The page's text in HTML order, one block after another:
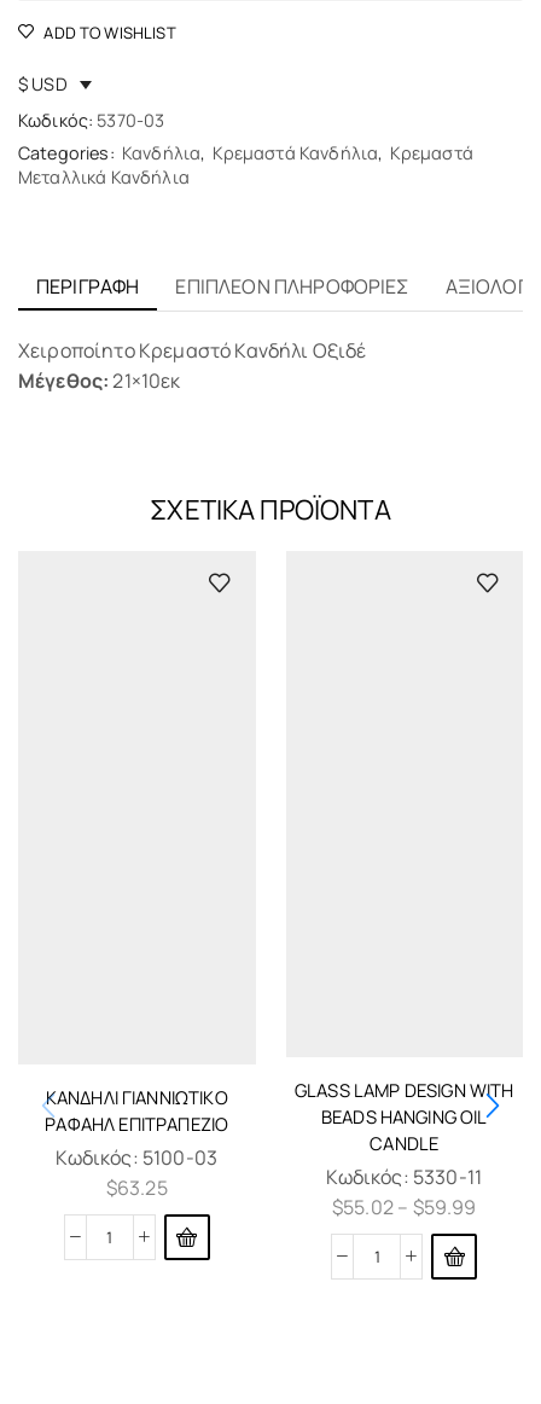
ADD TO WISHLIST
$ USD
Κωδικός: 5370-03
Categories: Κανδήλια, Κρεμαστά Κανδήλια, Κρεμαστά
Μεταλλικά Κανδήλια
ΠΕΡΙΓΡΑΦΉ ΕΠΙΠΛΈΟΝ ΠΛΗΡΟΦΟΡΊΕΣ
Χειροποίητο Κρεμαστό Κανδήλι Οξιδέ
Μέγεθος:21×10εκ
ΣΧΕΤΙΚΆ ΠΡΟΪΌΝΤΑ
ΚΑΝΔΉΛΙ ΓΙΑΝΝΙΏΤΙΚΟ
ΡΑΦΑΉΛ ΕΠΙΤΡΑΠΈΖΙΟ
Κωδικός: 5100-03
$63.25
GLASS LAMP DESIGN WITH
BEADS HANGING OIL
CANDLE
Κωδικός: 5330-11
$55.02– $59.99